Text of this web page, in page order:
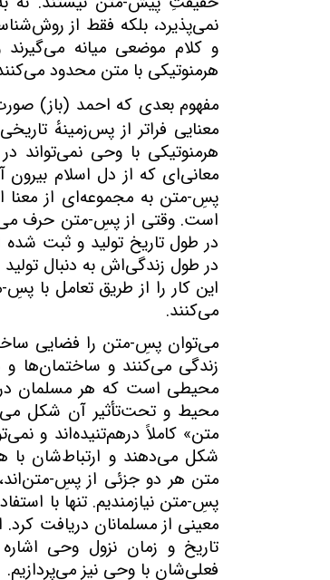
نمی‌پذیرد، بلکه فقط از
و کلام موضعی میانه
هرمنوتیکی با متن محدود
مفهوم بعدی که احمد (باز)
معنایی فراتر از پس‌زمینهٔ
هرمنوتیکی با وحی نمی‌تواند
معانی‌ای که از دل اسلام
پسِ-متن به مجموعه‌ای از
است. وقتی از پسِ-متن حرف
در طول تاریخ تولید و ثبت
در طول زندگی‌اش به دنبال
این کار را از طریق تعامل با
می‌کنند.
می‌توان پسِ-متن را فضایی
زندگی می‌کنند و ساختمان‌ها و
محیطی است که هر مسلمان
محیط و تحت‌تأثیر آن شکل
متن» کاملاً درهم‌تنیده‌اند و
شکل می‌دهند و ارتباط‌شان
متن هر دو جزئی از پسِ-
پسِ-متن‌ نیازمندیم. تنها با
معینی از مسلمانان دریافت
تاریخ و زمان نزول وحی
فعلی‌شان با وحی نیز می‌پردازیم.